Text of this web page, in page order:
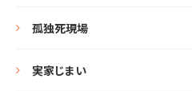
孤独死現場
実家じまい